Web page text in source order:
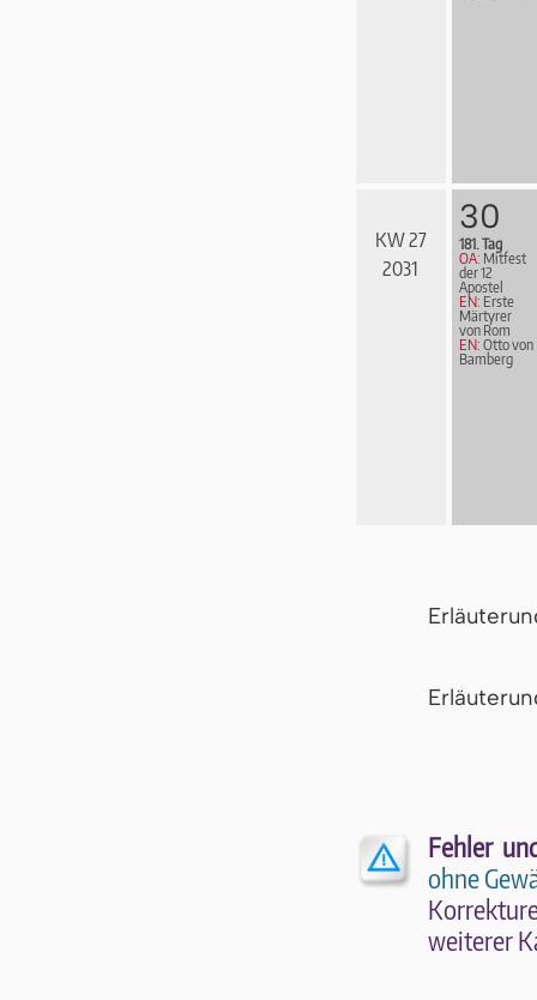
KW 27
2031
30
181. Tag
OA: Mitfest
der 12
Apostel
EN: Erste
Märtyrer
von Rom
EN: Otto von
Bamberg
Fehler
ohne
wei­te­rer